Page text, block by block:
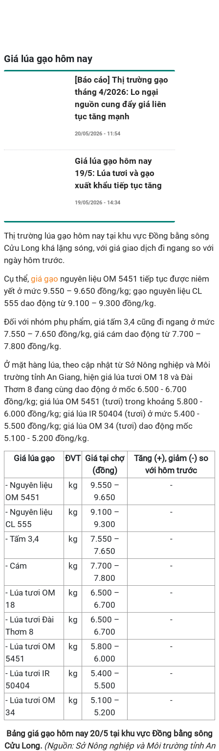
Giá lúa gạo hôm nay
[Báo cáo] Thị trường gạo
tháng 4/2026: Lo ngại
nguồn cung đẩy giá liên
tục tăng mạnh
20/05/2026 - 11:54
Giá lúa gạo hôm nay
19/5: Lúa tươi và gạo
xuất khẩu tiếp tục tăng
19/05/2026 - 14:34
Thị trường lúa gạo hôm nay tại khu vực Đồng bằng sông
Cửu Long khá lặng sóng, với giá giao dịch đi ngang so với
ngày hôm trước.
Cụ thể, giá gạo nguyên liệu OM 5451 tiếp tục được niêm
yết ở mức 9.550 – 9.650 đồng/kg; gạo nguyên liệu CL
555 dao động từ 9.100 – 9.300 đồng/kg.
Đối với nhóm phụ phẩm, giá tấm 3,4 cũng đi ngang ở mức
7.550 – 7.650 đồng/kg, giá cám dao động từ 7.700 –
7.800 đồng/kg.
Ở mặt hàng lúa, theo cập nhật từ Sở Nông nghiệp và Môi
trường tỉnh An Giang, hiện giá lúa tươi OM 18 và Đài
Thơm 8 đang cùng dao động ở mốc 6.500 - 6.700
đồng/kg; giá lúa OM 5451 (tươi) trong khoảng 5.800 -
6.000 đồng/kg; giá lúa IR 50404 (tươi) ở mức 5.400 -
5.500 đồng/kg; giá lúa OM 34 (tươi) dao động mốc
5.100 - 5.200 đồng/kg.
Giálúa gạo ĐVT Giá tại chợ
(đồng)
Tăng (+), giảm (-) so
với hôm trước
- Nguyên liệu
OM 5451
kg
9.550 –
9.650
-
- Nguyên liệu
CL 555
kg
9.100 –
9.300
-
- Tấm 3,4 kg
7.550 –
7.650
-
- Cám kg
7.700 –
7.800
-
- Lúa tươi OM
18
kg
6.500 –
6.700
-
- Lúa tươi Đài
Thơm 8
kg
6.500 –
6.700
-
- Lúa tươi OM
5451
kg
5.800 –
6.000
-
- Lúa tươi IR
50404
kg
5.400 –
5.500
-
- Lúa tươi OM
34
kg
5.100 –
5.200
-
Bảng giá gạo hôm nay20/5 tại khu vực Đồng bằng sông
Cửu Long. (Nguồn: Sở Nông nghiệp và Môi trường tỉnh An